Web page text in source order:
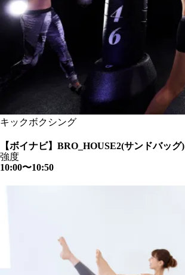
キックボクシング
【ボイナビ】BRO_HOUSE2(サンドバッグ)
強度
10:00〜10:50